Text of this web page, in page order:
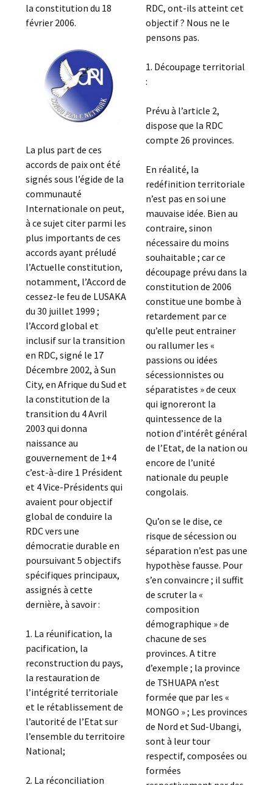
la constitution du 18
février 2006.
La plus part de ces
accords de paix ont été
signés sous l’égide de la
communauté
Internationale on peut,
à ce sujet citer parmi les
plus importants de ces
accords ayant préludé
l’Actuelle constitution,
notamment, l’Accord de
cessez-le feu de LUSAKA
du 30 juillet 1999 ;
l’Accord global et
inclusif sur la transition
en RDC, signé le 17
Décembre 2002, à Sun
City, en Afrique du Sud et
la constitution de la
transition du 4 Avril
2003 qui donna
naissance au
gouvernement de 1+4
c’est-à-dire 1 Président
et 4 Vice-Présidents qui
avaient pour objectif
global de conduire la
RDC vers une
démocratie durable en
poursuivant 5 objectifs
spécifiques principaux,
assignés à cette
dernière, à savoir :
1. La réunification, la
pacification, la
reconstruction du pays,
la restauration de
l’intégrité territoriale
et le rétablissement de
l’autorité de l’Etat sur
l’ensemble du territoire
National;
2. La réconciliation
RDC, ont-ils atteint cet
objectif ? Nous ne le
pensons pas.
1. Découpage territorial
:
Prévu à l’article 2,
dispose que la RDC
compte 26 provinces.
En réalité, la
redéfinition territoriale
n’est pas en soi une
mauvaise idée. Bien au
contraire, sinon
nécessaire du moins
souhaitable ; car ce
découpage prévu dans la
constitution de 2006
constitue une bombe à
retardement par ce
qu’elle peut entrainer
ou rallumer les «
passions ou idées
sécessionnistes ou
séparatistes » de ceux
qui ignoreront la
quintessence de la
notion d’intérêt général
de l’Etat, de la nation ou
encore de l’unité
nationale du peuple
congolais.
Qu’on se le dise, ce
risque de sécession ou
séparation n’est pas une
hypothèse fausse. Pour
s’en convaincre ; il suffit
de scruter la «
composition
démographique » de
chacune de ses
provinces. A titre
d’exemple ; la province
de TSHUAPA n’est
formée que par les «
MONGO » ; Les provinces
de Nord et Sud-Ubangi,
sont à leur tour
respectif, composées ou
formées